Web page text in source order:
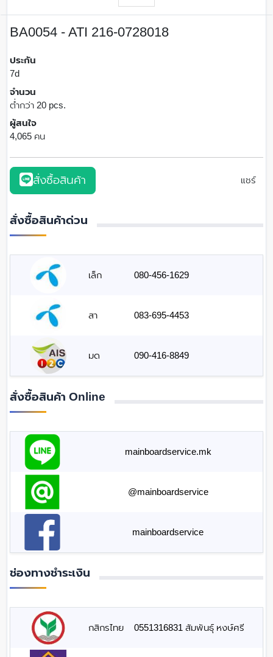
BA0054 - ATI 216-0728018
ประกัน
7d
จำนวน
ต่ำกว่า 20 pcs.
ผู้สนใจ
4,065 คน
สั่งซื้อสินค้า แชร์
สั่งซื้อสินค้าด่วน
เล็ก 080-456-1629
สา 083-695-4453
มด 090-416-8849
สั่งซื้อสินค้า Online
mainboardservice.mk
@mainboardservice
mainboardservice
ช่องทางชำระเงิน
กสิกรไทย 0551316831 สัมพันธุ์ หงษ์ศรี